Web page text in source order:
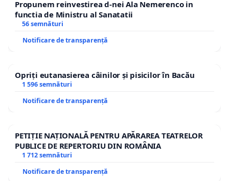
Propunem reinvestirea d-nei Ala Nemerenco in
functia de Ministru al Sanatatii
56 semnături
Notificare de transparență
Opriți eutanasierea câinilor și pisicilor în Bacău
1 596 semnături
Notificare de transparență
PETIȚIE NAȚIONALĂ PENTRU APĂRAREA TEATRELOR
PUBLICE DE REPERTORIU DIN ROMÂNIA
1 712 semnături
Notificare de transparență